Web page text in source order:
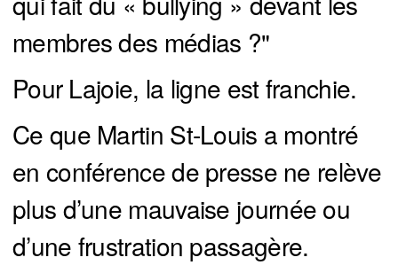
membres des médias ?"
Pour Lajoie, la ligne est franchie.
Ce que Martin St-Louis a montré
en conférence de presse ne relève
plus d’une mauvaise journée ou
d’une frustration passagère.